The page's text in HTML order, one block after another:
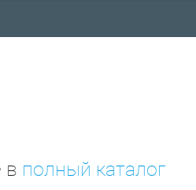
в полный каталог